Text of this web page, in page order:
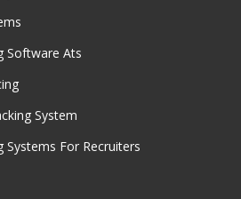
Software Ats
System
Systems For Recruiters